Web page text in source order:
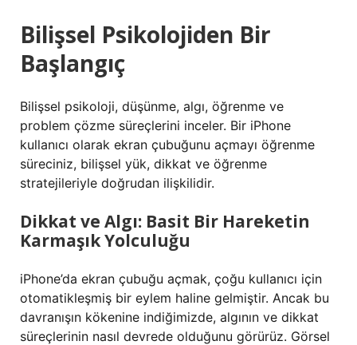
Bilişsel Psikolojiden Bir
Başlangıç
Bilişsel psikoloji, düşünme, algı, öğrenme ve
problem çözme süreçlerini inceler. Bir iPhone
kullanıcı olarak ekran çubuğunu açmayı öğrenme
süreciniz, bilişsel yük, dikkat ve öğrenme
stratejileriyle doğrudan ilişkilidir.
Dikkat ve Algı: Basit Bir Hareketin
Karmaşık Yolculuğu
iPhone’da ekran çubuğu açmak, çoğu kullanıcı için
otomatikleşmiş bir eylem haline gelmiştir. Ancak bu
davranışın kökenine indiğimizde, algının ve dikkat
süreçlerinin nasıl devrede olduğunu görürüz. Görsel